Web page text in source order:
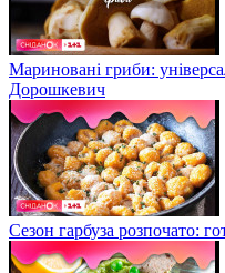
Мариновані гриби:
Дорошкевич
Сезон гарбуза розпочато: